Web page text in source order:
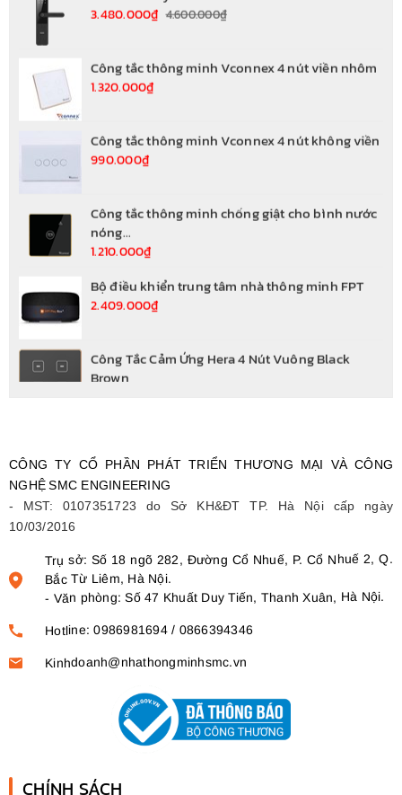
Công tắc thông minh Vconnex 4 nút viền nhôm
Công tắc thông minh Vconnex 4 nút không viền
Công tắc thông minh chống giật cho bình nước
Bộ điều khiển trung tâm nhà thông minh FPT
2.409.000₫
Công Tắc Cảm Ứng Hera 4 Nút Vuông Black
Công Tắc Cảm Ứng Hera 4 Nút Vuông Rose Gold
Công Tắc Cảm Ứng Athena 4 Nút Vuông Trắng
2.079.000₫
CÔNG TY CỔ PHẦN PHÁT TRIỂN THƯƠNG MẠI VÀ CÔNG
NGHỆ SMC ENGINEERING
- MST: 0107351723 do Sở KH&ĐT TP. Hà Nội cấp ngày
10/03/2016
Trụ sở: Số 18 ngõ 282, Đường Cổ Nhuế, P. Cổ Nhuế 2, Q.
Bắc Từ Liêm, Hà Nội.
- Văn phòng: Số 47 Khuất Duy Tiến, Thanh Xuân, Hà Nội.
Hotline: 0986981694 / 0866394346
Kinhdoanh@nhathongminhsmc.vn
CHÍNH SÁCH